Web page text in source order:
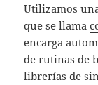
Utilizamos
que se llama
encarga
de rutinas de
librerías de